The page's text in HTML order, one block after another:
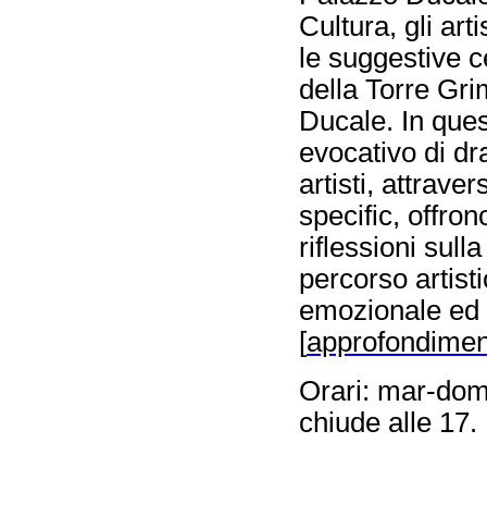
Cultura, gli
le suggestive
della Torre
Ducale. In
evocativo di
artisti,
specific,
riflessioni
percorso
emozionale
[
Orari: mar-
chiude alle 17.